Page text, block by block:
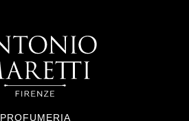
PROFUMERIA